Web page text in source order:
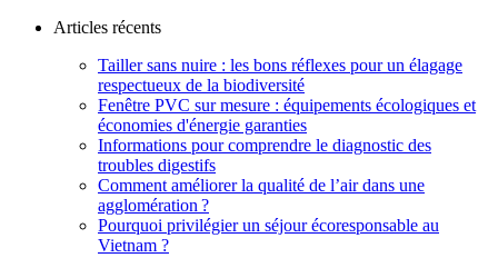
Articles récents
Tailler sans nuire : les bons réflexes pour un élagage
respectueux de la biodiversité
Fenêtre PVC sur mesure : équipements écologiques et
économies d'énergie garanties
Informations pour comprendre le diagnostic des
troubles digestifs
Comment améliorer la qualité de l’air dans une
agglomération ?
Pourquoi privilégier un séjour écoresponsable au
Vietnam ?